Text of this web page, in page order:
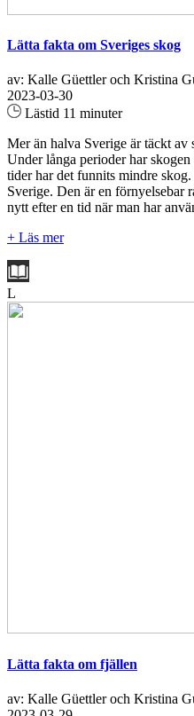
Lätta fakta om Sveriges skog
av: Kalle Güettler och Kristina
2023-03-30
Lästid 11 minuter
Mer än halva Sverige är täckt
Under långa perioder har
tider har det funnits mindre
Sverige. Den är en förnyelsebar
nytt efter en tid när man har
+ Läs mer
L
Lätta fakta om fjällen
av: Kalle Güettler och Kristina